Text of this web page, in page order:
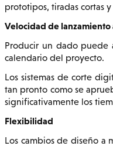
prototipos, tiradas cortas
Velocidad de lanzamiento
Producir un dado puede
calendario del proyecto.
Los sistemas de corte
tan pronto como se
significativamente los
Flexibilidad
Los cambios de diseño a